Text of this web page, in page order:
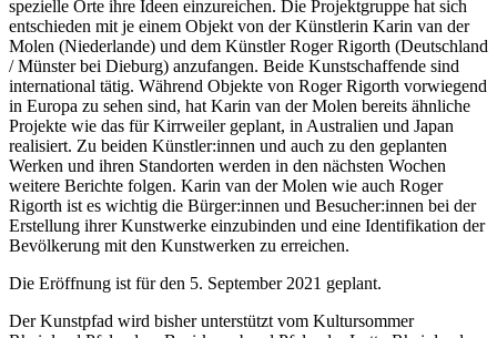
spezielle Orte ihre Ideen einzureichen. Die Projektgruppe hat sich
entschieden mit je einem Objekt von der Künstlerin Karin van der
Molen (Niederlande) und dem Künstler Roger Rigorth (Deutschland
/ Münster bei Dieburg) anzufangen. Beide Kunstschaffende sind
international tätig. Während Objekte von Roger Rigorth vorwiegend
in Europa zu sehen sind, hat Karin van der Molen bereits ähnliche
Projekte wie das für Kirrweiler geplant, in Australien und Japan
realisiert. Zu beiden Künstler:innen und auch zu den geplanten
Werken und ihren Standorten werden in den nächsten Wochen
weitere Berichte folgen. Karin van der Molen wie auch Roger
Rigorth ist es wichtig die Bürger:innen und Besucher:innen bei der
Erstellung ihrer Kunstwerke einzubinden und eine Identifikation der
Bevölkerung mit den Kunstwerken zu erreichen.
Die Eröffnung ist für den 5. September 2021 geplant.
Der Kunstpfad wird bisher unterstützt vom Kultursommer